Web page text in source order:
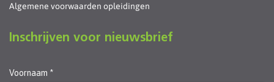
Algemene voorwaarden opleidingen
Inschrijven voor nieuwsbrief